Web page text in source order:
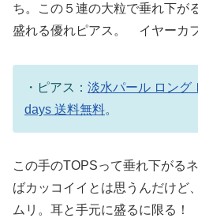
ち。この５連の大粒で垂れ下が
盛れる優れピアス。 イヤーカ
・ピアス： 淡水パール ロング
days 送料無料。
この手のTOPSって垂れ下がる
ばカッコイイとは思うんだけど
ムリ。耳と手元に盛るに限る！